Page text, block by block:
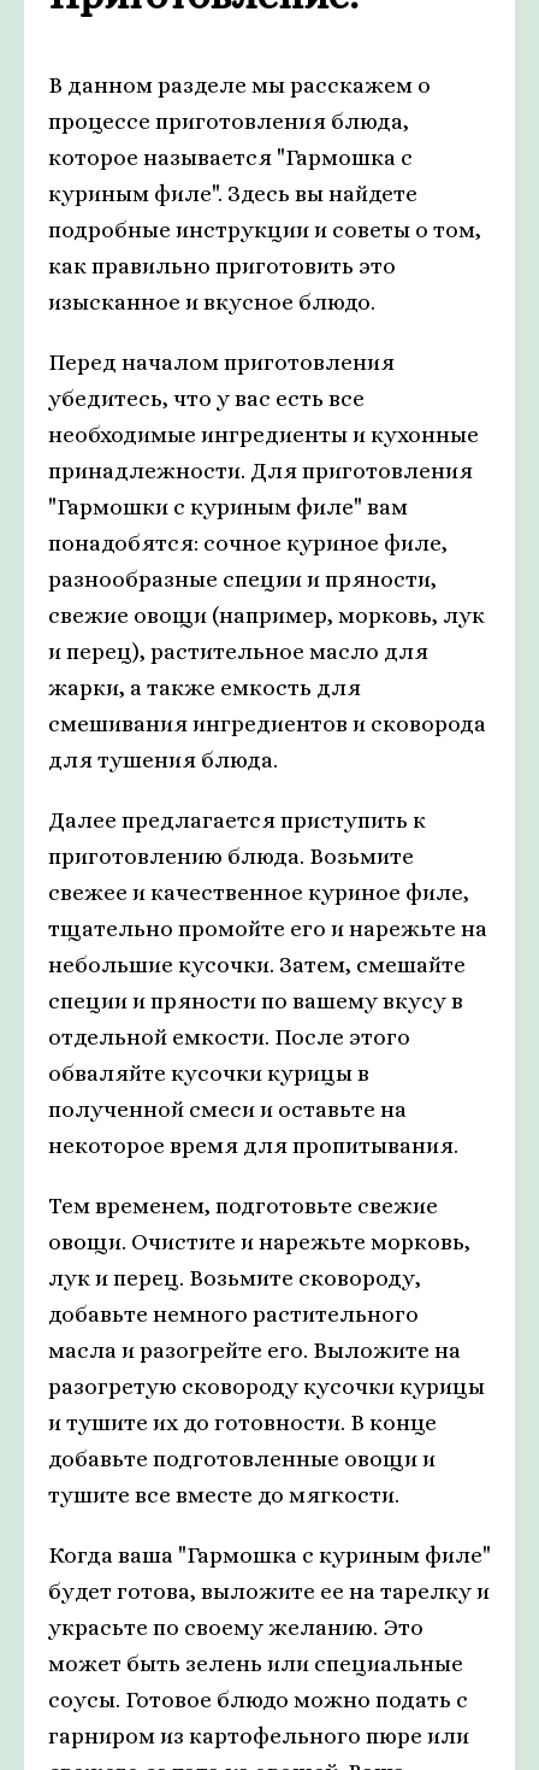
В данном разделе мы расскажем о
процессе приготовления блюда,
которое называется "Гармошка с
куриным филе". Здесь вы найдете
подробные инструкции и советы о том,
как правильно приготовить это
изысканное и вкусное блюдо.
Перед началом приготовления
убедитесь, что у вас есть все
необходимые ингредиенты и кухонные
принадлежности. Для приготовления
"Гармошки с куриным филе" вам
понадобятся: сочное куриное филе,
разнообразные специи и пряности,
свежие овощи (например, морковь, лук
и перец), растительное масло для
жарки, а также емкость для
смешивания ингредиентов и сковорода
для тушения блюда.
Далее предлагается приступить к
приготовлению блюда. Возьмите
свежее и качественное куриное филе,
тщательно промойте его и нарежьте на
небольшие кусочки. Затем, смешайте
специи и пряности по вашему вкусу в
отдельной емкости. После этого
обваляйте кусочки курицы в
полученной смеси и оставьте на
некоторое время для пропитывания.
Тем временем, подготовьте свежие
овощи. Очистите и нарежьте морковь,
лук и перец. Возьмите сковороду,
добавьте немного растительного
масла и разогрейте его. Выложите на
разогретую сковороду кусочки курицы
и тушите их до готовности. В конце
добавьте подготовленные овощи и
тушите все вместе до мягкости.
Когда ваша "Гармошка с куриным филе"
будет готова, выложите ее на тарелку и
украсьте по своему желанию. Это
может быть зелень или специальные
соусы. Готовое блюдо можно подать с
гарниром из картофельного пюре или